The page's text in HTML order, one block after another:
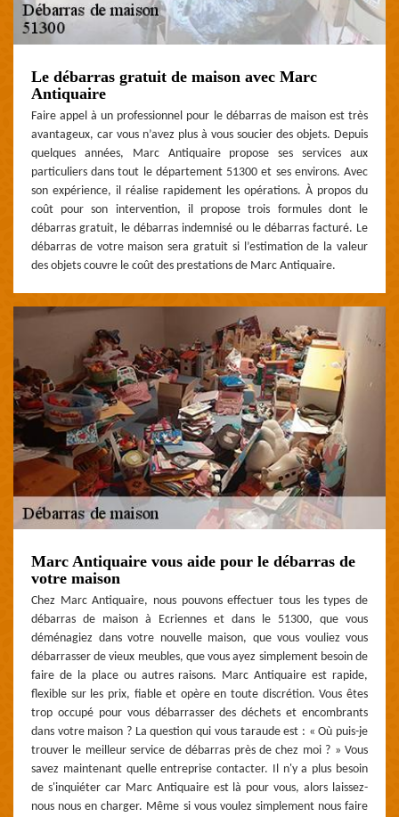
Le débarras gratuit de maison avec Marc
Antiquaire
Faire appel à un professionnel pour le débarras de maison est très
avantageux, car vous n’avez plus à vous soucier des objets. Depuis
quelques années, Marc Antiquaire propose ses services aux
particuliers dans tout le département 51300 et ses environs. Avec
son expérience, il réalise rapidement les opérations. À propos du
coût pour son intervention, il propose trois formules dont le
débarras gratuit, le débarras indemnisé ou le débarras facturé. Le
débarras de votre maison sera gratuit si l’estimation de la valeur
des objets couvre le coût des prestations de Marc Antiquaire.
Marc Antiquaire vous aide pour le débarras de
votre maison
Chez Marc Antiquaire, nous pouvons effectuer tous les types de
débarras de maison à Ecriennes et dans le 51300, que vous
déménagiez dans votre nouvelle maison, que vous vouliez vous
débarrasser de vieux meubles, que vous ayez simplement besoin de
faire de la place ou autres raisons. Marc Antiquaire est rapide,
flexible sur les prix, fiable et opère en toute discrétion. Vous êtes
trop occupé pour vous débarrasser des déchets et encombrants
dans votre maison ? La question qui vous taraude est : « Où puis-je
trouver le meilleur service de débarras près de chez moi ? » Vous
savez maintenant quelle entreprise contacter. Il n'y a plus besoin
de s'inquiéter car Marc Antiquaire est là pour vous, alors laissez-
nous nous en charger. Même si vous voulez simplement nous faire